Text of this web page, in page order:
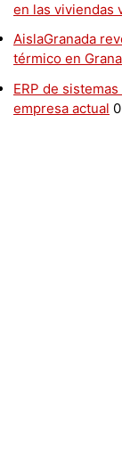
en las viviendas
AislaGranada
térmico en
ERP de
empresa actual